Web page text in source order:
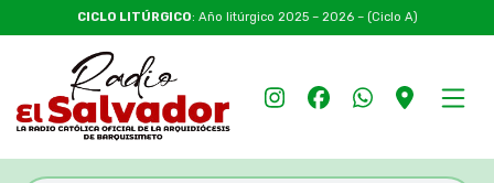
CICLO LITÚRGICO: Año litúrgico 2025 – 2026 – (Ciclo A)